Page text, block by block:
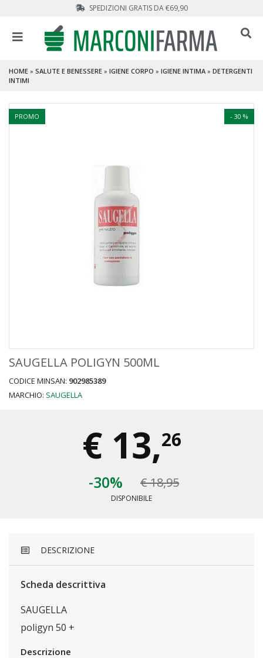
SPEDIZIONI GRATIS DA €69,90
HOME » SALUTE E BENESSERE » IGIENE CORPO » IGIENE INTIMA » DETERGENTI
INTIMI
- 30 %
PROMO
SAUGELLA POLIGYN 500ML
CODICE MINSAN: 902985389
MARCHIO: SAUGELLA
€ 13,26
-30% € 18,95
DISPONIBILE
DESCRIZIONE
Scheda descrittiva
SAUGELLA
poligyn 50 +
Descrizione